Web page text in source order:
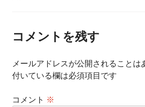
シ
ョ
コメントを残す
メールアドレスが公開されることは
付いている欄は必須項目です
コメント ※